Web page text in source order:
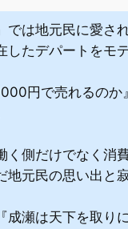
では地元民に愛さ
したデパートをモ
円で売れるの
側だけでなく消
元民の思い出と
瀬は天下を取り